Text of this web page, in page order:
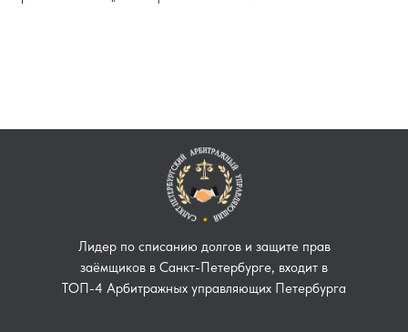
Лидер по списанию долгов и защите прав
заёмщиков в Санкт-Петербурге, входит в
ТОП-4 Арбитражных управляющих Петербурга